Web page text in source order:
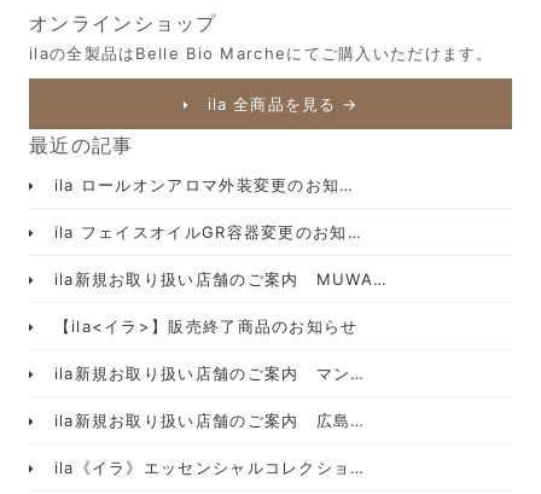
オンラインショップ
ilaの全製品はBelle Bio Marcheにてご購入いただけます。
ila 全商品を見る →
最近の記事
ila ロールオンアロマ外装変更のお知…
ila フェイスオイルGR容器変更のお知…
ila新規お取り扱い店舗のご案内 MUWA…
【ila<イラ>】販売終了商品のお知らせ
ila新規お取り扱い店舗のご案内 マン…
ila新規お取り扱い店舗のご案内 広島…
ila《イラ》エッセンシャルコレクショ…